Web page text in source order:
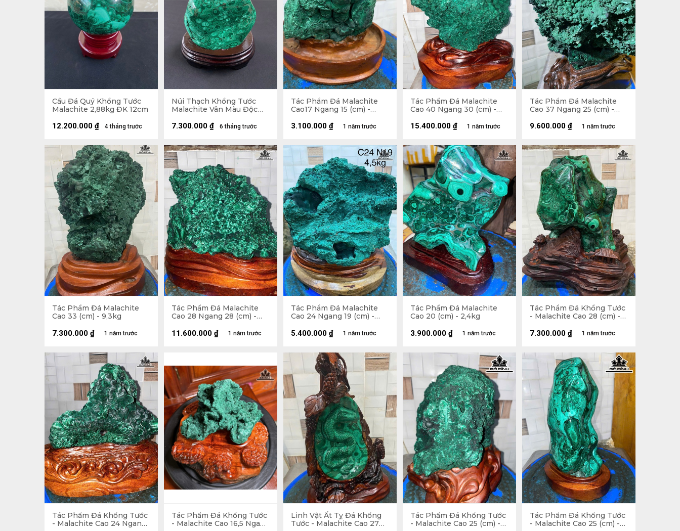
Cầu Đá Quý Khổng Tước
Malachite 2,88kg ĐK 12cm
4 tháng trước
12.200.000 ₫
Núi Thạch Khổng Tước
Malachite Vân Màu Độc
18x14,5x7cm. Lên Đế
6 tháng trước
7.300.000 ₫
Tác Phẩm Đá Malachite
Cao17 Ngang 15 (cm) -
1 năm trước
3.100.000 ₫
Tác Phẩm Đá Malachite
Cao 40 Ngang 30 (cm) -
1 năm trước
15.400.000 ₫
Tác Phẩm Đá Malachite
Cao 37 Ngang 25 (cm) -
1 năm trước
9.600.000 ₫
Tác Phẩm Đá Malachite
Cao 33 (cm) - 9,3kg
1 năm trước
7.300.000 ₫
Tác Phẩm Đá Malachite
Cao 28 Ngang 28 (cm) -
1 năm trước
11.600.000 ₫
Tác Phẩm Đá Malachite
Cao 24 Ngang 19 (cm) -
1 năm trước
5.400.000 ₫
Tác Phẩm Đá Malachite
Cao 20 (cm) - 2,4kg
1 năm trước
3.900.000 ₫
Tác Phẩm Đá Khổng Tước
- Malachite Cao 28 (cm) -
1 năm trước
7.300.000 ₫
Tác Phẩm Đá Khổng Tước
- Malachite Cao 24 Ngang
Tác Phẩm Đá Khổng Tước
- Malachite Cao 16,5 Ngang
Linh Vật Ất Tỵ Đá Khổng
Tước - Malachite Cao 27
Tác Phẩm Đá Khổng Tước
- Malachite Cao 25 (cm) -
Tác Phẩm Đá Khổng Tước
- Malachite Cao 25 (cm) -